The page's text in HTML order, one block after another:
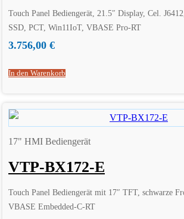
Touch Panel Bediengerät, 21.5″ Display, Cel.
SSD, PCT, Win11IoT, VBASE Pro-RT
3.756,00 €
In den Warenkorb
17" HMI Bediengerät
VTP-BX172-E
Touch Panel Bediengerät mit 17″ TFT, schwarze
VBASE Embedded-C-RT